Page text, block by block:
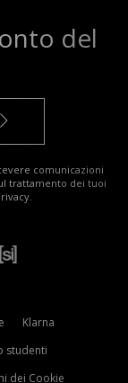
del
comunicazioni
trattamento dei tuoi
.
Klarna
studenti
dei Cookie